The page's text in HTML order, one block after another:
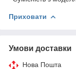
Приховати
Умови доставки
Нова Пошта